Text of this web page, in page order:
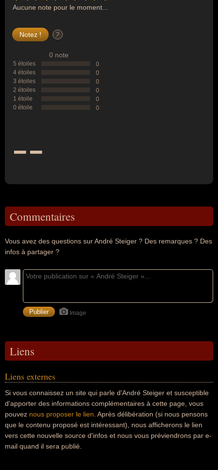
Aucune note pour le moment...
?
0 note
5 étoiles
0
4 étoiles
0
3 étoiles
0
2 étoiles
0
1 étoile
0
0 étoile
0
--
Commentaires
Vous avez des questions sur André Steiger ? Des remarques ? Des
infos à partager ?
Image
Liens
Liens externes
Si vous connaissez un site qui parle d'André Steiger et susceptible
d'apporter des informations complémentaires à cette page, vous
pouvez nous proposer le lien . Après délibération (si nous pensons
que le contenu proposé est intéressant), nous afficherons le lien
vers cette nouvelle source d'infos et nous vous préviendrons par e-
mail quand il sera publié.